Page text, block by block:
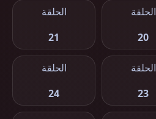
الحلقة
20
الحلقة
21
الحلقة
23
الحلقة
24